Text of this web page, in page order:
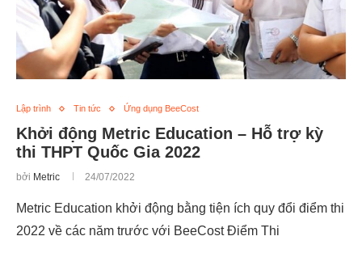
Lập trình Tin tức Ứng dụng BeeCost
Khởi động Metric Education – Hỗ trợ kỳ
thi THPT Quốc Gia 2022
bởi Metric 24/07/2022
Metric Education khởi động bằng tiện ích quy đổi điểm thi
2022 về các năm trước với BeeCost Điểm Thi